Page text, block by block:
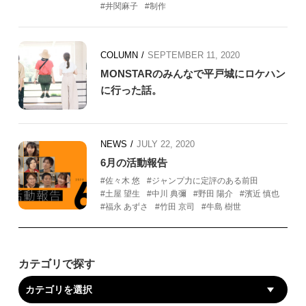
井関麻子
制作
COLUMN SEPTEMBER 11, 2020
MONSTARのみんなで平戸城にロケハン
に行った話。
NEWS JULY 22, 2020
6月の活動報告
佐々木 悠
ジャンプ力に定評のある前田
土屋 望生
中川 典彌 野田 陽介
濱近 慎也
福永 あずさ
竹田 京司 牛島 樹世
カテゴリで探す